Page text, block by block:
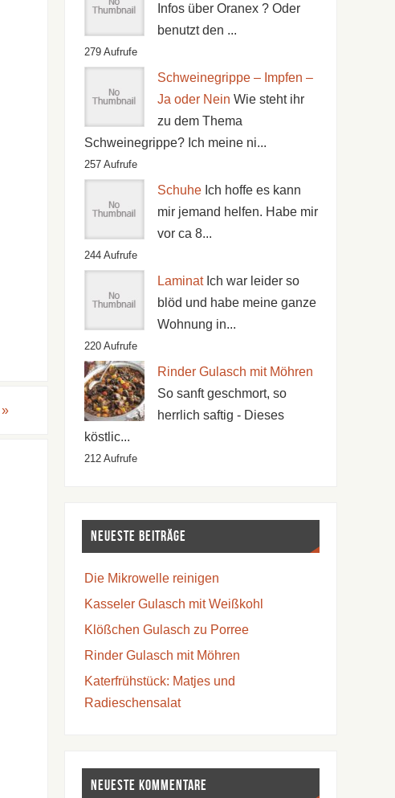
»
Infos über Oranex ? Oder
benutzt den ...
279 Aufrufe
Schweinegrippe – Impfen –
Ja oder Nein Wie steht ihr
zu dem Thema
Schweinegrippe? Ich meine ni...
257 Aufrufe
Schuhe Ich hoffe es kann
mir jemand helfen. Habe mir
vor ca 8...
244 Aufrufe
Laminat Ich war leider so
blöd und habe meine ganze
Wohnung in...
220 Aufrufe
Rinder Gulasch mit Möhren
So sanft geschmort, so
herrlich saftig - Dieses
köstlic...
212 Aufrufe
Neueste Beiträge
Die Mikrowelle reinigen
Kasseler Gulasch mit Weißkohl
Klößchen Gulasch zu Porree
Rinder Gulasch mit Möhren
Katerfrühstück: Matjes und
Radieschensalat
Neueste Kommentare